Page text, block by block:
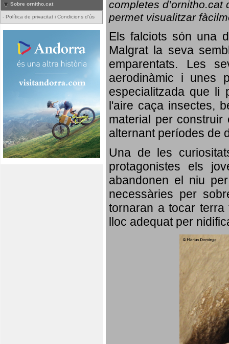
Sobre ornitho.cat
- Política de privacitat i Condicions d'ús
completes d’ornitho.cat
permet visualitzar
Els falciots són una
Malgrat la seva
emparentats. Les
aerodinàmic i unes
especialitzada que li
l'aire caça insectes,
material per
alternant períodes de
Una de les
protagonistes els
abandonen el niu
necessàries per
tornaran a tocar
lloc adequat per